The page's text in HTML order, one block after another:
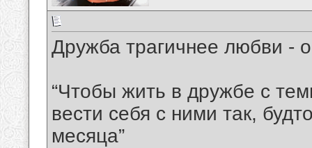
Дружба трагичнее любви -
“Чтобы жить в дружбе с
вести себя с ними так,
месяца”